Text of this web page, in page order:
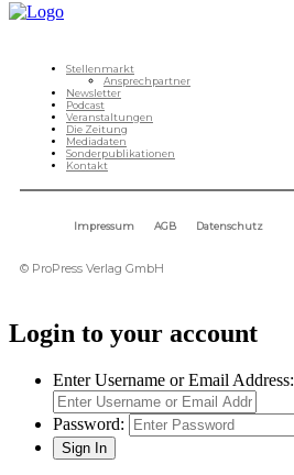
Stellenmarkt
Ansprechpartner
Newsletter
Podcast
Veranstaltungen
Die Zeitung
Mediadaten
Sonderpublikationen
Kontakt
Impressum AGB Datenschutz
© ProPress Verlag GmbH
Login to your account
Enter Username or Email Address:
Password: